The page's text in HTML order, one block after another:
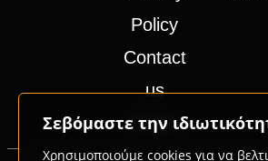
Σεβόμαστε την
Χρησιμοποιούμε cookies για να
Policy
Contact
us
Press